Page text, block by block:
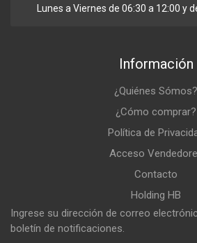
Lunes a Viernes de 06:30 a 12:00 y
Información
¿Quiénes Sómos?
¿Cómo comprar?
Política de
Acceso
Contacto
Holding HB
Ingrese su dirección de correo
boletín de notificaciones.